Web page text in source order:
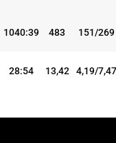
1040:39 483 151/269
28:54 13,42 4,19/